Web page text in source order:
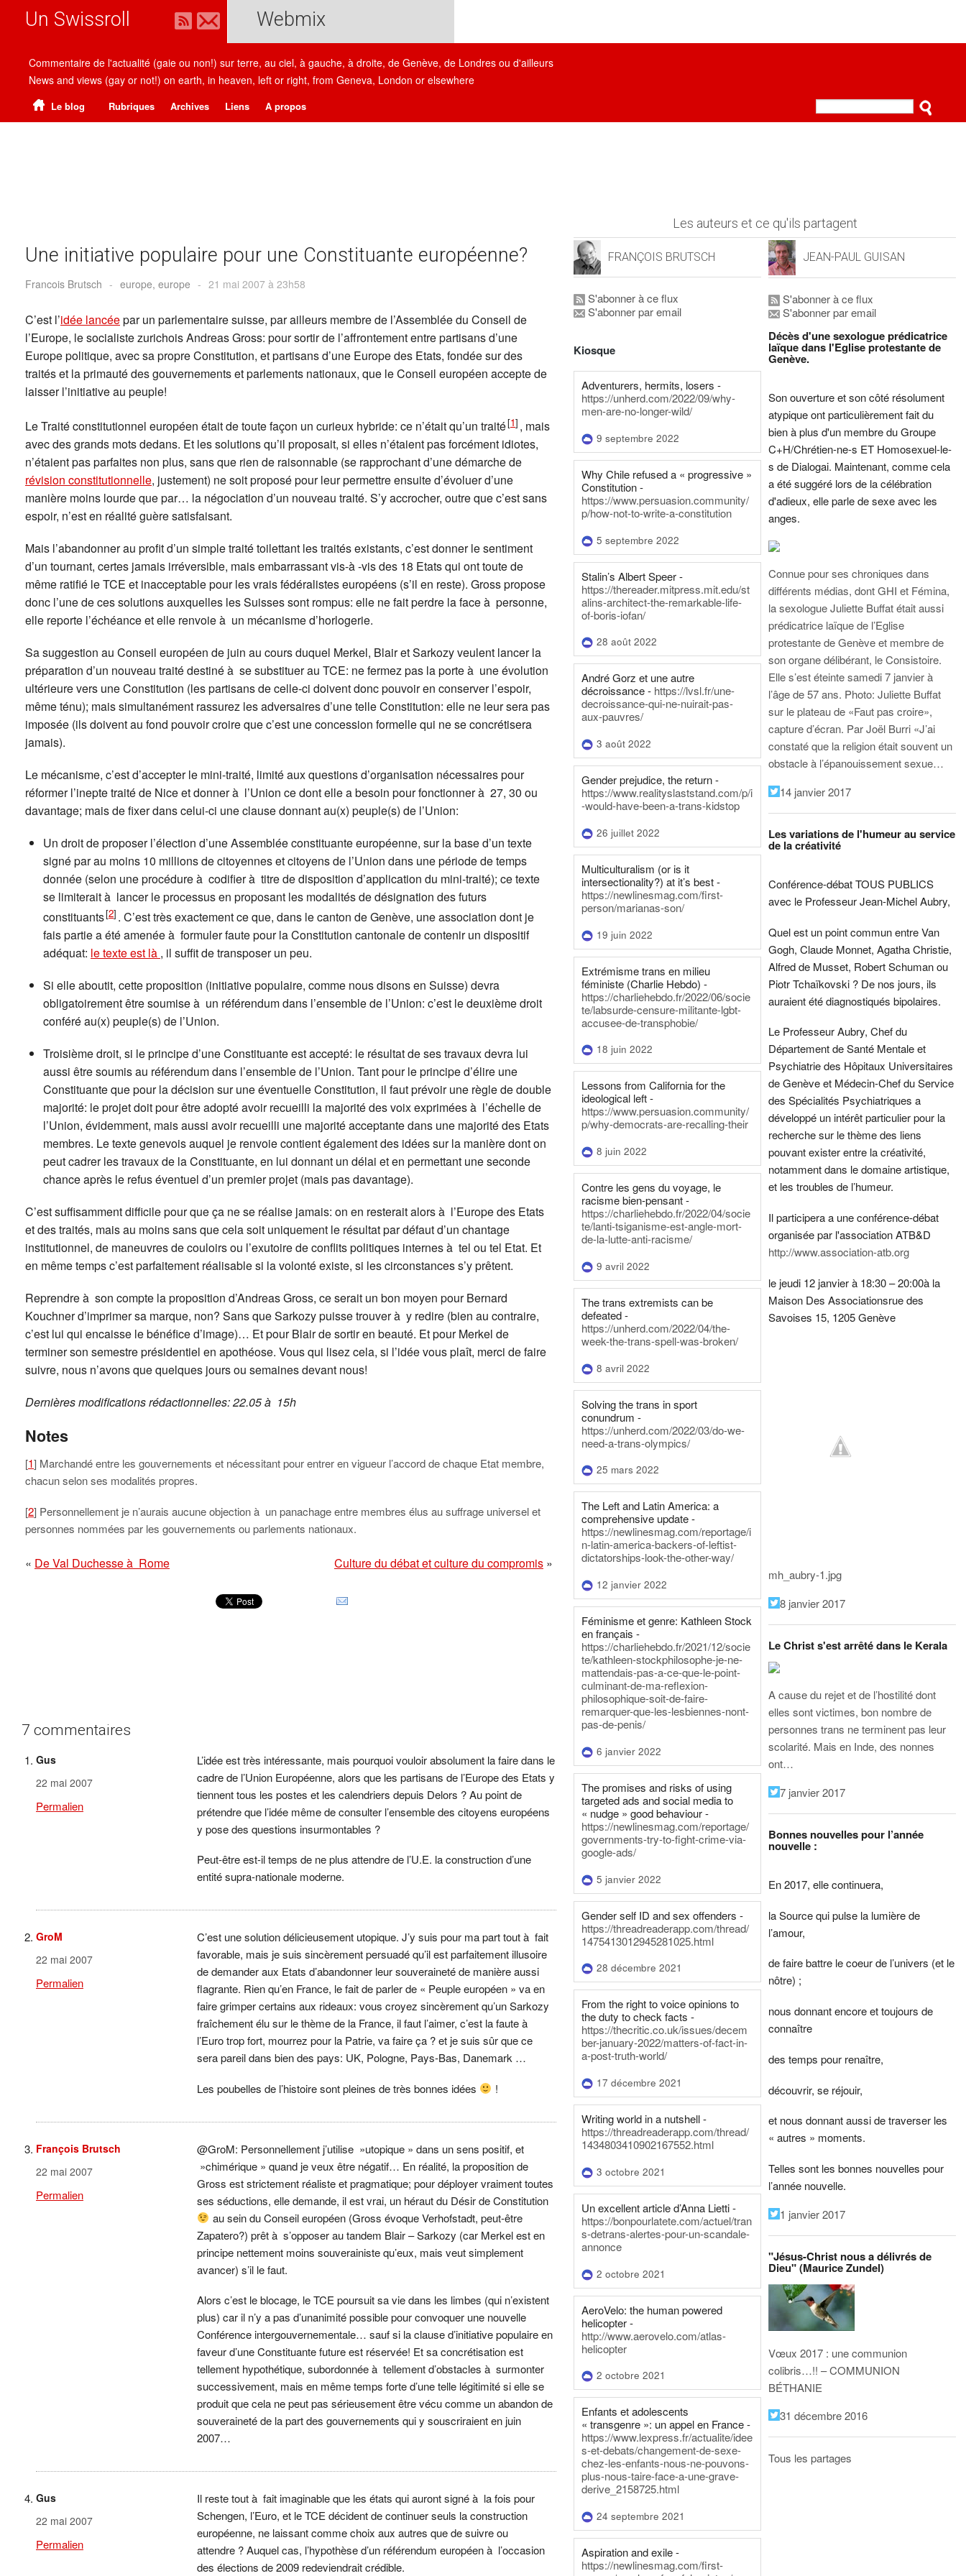
Un Swissroll Webmix
Commentaire de l'actualité (gaie ou non!) sur terre, au ciel, à gauche, à droite, de Genève, de Londres ou d'ailleurs
News and views (gay or not!) on earth, in heaven, left or right, from Geneva, London or elsewhere
Le blog Rubriques Archives Liens A propos
Une initiative populaire pour une Constituante européenne?
Francois Brutsch - europe, europe - 21 mai 2007 à 23h58
C’est l’idée lancéepar un parlementaire suisse, par ailleurs membre de l’Assemblée du Conseil de
l’Europe, le socialiste zurichois Andreas Gross: pour sortir de l’affrontement entre partisans d’une
Europe politique, avec sa propre Constitution, et partisans d’une Europe des Etats, fondée sur des
traités et la primauté des gouvernements et parlements nationaux, que le Conseil européen accepte de
laisser l’initiative au peuple!
Le Traité constitutionnel européen était de toute façon un curieux hybride: ce n’était qu’un traité[1] , mais
avec des grands mots dedans. Et les solutions qu’il proposait, si elles n’étaient pas forcément idiotes,
n’étaient pas parfaites non plus, sans que rien de raisonnable (se rapprochant d’une démarche de
révision constitutionnelle, justement) ne soit proposé pour leur permettre ensuite d’évoluer d’une
manière moins lourde que par… la négociation d’un nouveau traité. S’y accrocher, outre que c’est sans
espoir, n’est en réalité guère satisfaisant.
Mais l’abandonner au profit d’un simple traité toilettant les traités existants, c’est donner le sentiment
d’un tournant, certes jamais irréversible, mais embarrassant vis-à -vis des 18 Etats qui ont toute de
même ratifié le TCE et inacceptable pour les vrais fédéralistes européens (s’il en reste). Gross propose
donc l’une de ces solutions auxquelles les Suisses sont rompus: elle ne fait perdre la face à personne,
elle reporte l’échéance et elle renvoie à un mécanisme d’horlogerie.
Sa suggestion au Conseil européen de juin au cours duquel Merkel, Blair et Sarkozy veulent lancer la
préparation d’un nouveau traité destiné à se substituer au TCE: ne fermez pas la porte à une évolution
ultérieure vers une Constitution (les partisans de celle-ci doivent donc pouvoir en conserver l’espoir,
même ténu); mais simultanément rassurez les adversaires d’une telle Constitution: elle ne leur sera pas
imposée (ils doivent au fond pouvoir croire que c’est une concession formelle qui ne se concrétisera
jamais).
Le mécanisme, c’est d’accepter le mini-traité, limité aux questions d’organisation nécessaires pour
réformer l’inepte traité de Nice et donner à l’Union ce dont elle a besoin pour fonctionner à 27, 30 ou
davantage; mais de fixer dans celui-ci une clause donnant au(x) peuple(s) de l’Union:
Un droit de proposer l’élection d’une Assemblée constituante européenne, sur la base d’un texte
signé par au moins 10 millions de citoyennes et citoyens de l’Union dans une période de temps
donnée (selon une procédure à codifier à titre de disposition d’application du mini-traité); ce texte
se limiterait à lancer le processus en proposant les modalités de désignation des futurs
constituants[2] . C’est très exactement ce que, dans le canton de Genève, une association dont je
fais partie a été amenée à formuler faute pour la Constitution cantonale de contenir un dispositif
adéquat: le texte est là , il suffit de transposer un peu.
Si elle aboutit, cette proposition (initiative populaire, comme nous disons en Suisse) devra
obligatoirement être soumise à un référendum dans l’ensemble de l’Union: c’est le deuxième droit
conféré au(x) peuple(s) de l’Union.
Troisième droit, si le principe d’une Constituante est accepté: le résultat de ses travaux devra lui
aussi être soumis au référendum dans l’ensemble de l’Union. Tant pour le principe d’élire une
Constituante que pour la décision sur une éventuelle Constitution, il faut prévoir une règle de double
majorité: le projet doit pour être adopté avoir recueilli la majorité des voix exprimées à l’échelle de
l’Union, évidemment, mais aussi avoir recueilli une majorité acceptante dans une majorité des Etats
membres. Le texte genevois auquel je renvoie contient également des idées sur la manière dont on
peut cadrer les travaux de la Constituante, en lui donnant un délai et en permettant une seconde
chance après le refus éventuel d’un premier projet (mais pas davantage).
C’est suffisamment difficile pour que ça ne se réalise jamais: on en resterait alors à l’Europe des Etats
et des traités, mais au moins sans que cela soit uniquement le résultat par défaut d’un chantage
institutionnel, de maneuvres de couloirs ou l’exutoire de conflits politiques internes à tel ou tel Etat. Et
en même temps c’est parfaitement réalisable si la volonté existe, si les circonstances s’y prêtent.
Reprendre à son compte la proposition d’Andreas Gross, ce serait un bon moyen pour Bernard
Kouchner d’imprimer sa marque, non? Sans que Sarkozy puisse trouver à y redire (bien au contraire,
c’est lui qui encaisse le bénéfice d’image)… Et pour Blair de sortir en beauté. Et pour Merkel de
terminer son semestre présidentiel en apothéose. Vous qui lisez cela, si l’idée vous plaît, merci de faire
suivre, nous n’avons que quelques jours ou semaines devant nous!
Dernières modifications rédactionnelles: 22.05 à 15h
Notes
[1] Marchandé entre les gouvernements et nécessitant pour entrer en vigueur l’accord de chaque Etat membre,
chacun selon ses modalités propres.
[2] Personnellement je n’aurais aucune objection à un panachage entre membres élus au suffrage universel et
personnes nommées par les gouvernements ou parlements nationaux.
« De Val Duchesse à Rome Culture du débat et culture du compromis»
7 commentaires
Gus
22 mai 2007
Permalien
L’idée est très intéressante, mais pourquoi vouloir absolument la faire dans le
cadre de l’Union Européenne, alors que les partisans de l’Europe des Etats y
tiennent tous les postes et les calendriers depuis Delors ? Au point de
prétendre que l’idée même de consulter l’ensemble des citoyens européens
y pose des questions insurmontables ?
Peut-être est-il temps de ne plus attendre de l’U.E. la construction d’une
entité supra-nationale moderne.
GroM
22 mai 2007
Permalien
C’est une solution délicieusement utopique. J’y suis pour ma part tout à fait
favorable, mais je suis sincèrement persuadé qu’il est parfaitement illusoire
de demander aux Etats d’abandonner leur souveraineté de manière aussi
flagrante. Rien qu’en France, le fait de parler de « Peuple européen » va en
faire grimper certains aux rideaux: vous croyez sincèrement qu’un Sarkozy
fraîchement élu sur le thème de la France, il faut l’aimer, c’est la faute à
l’Euro trop fort, mourrez pour la Patrie, va faire ça ? et je suis sûr que ce
sera pareil dans bien des pays: UK, Pologne, Pays-Bas, Danemark …
Les poubelles de l’histoire sont pleines de très bonnes idées !
François Brutsch
22 mai 2007
Permalien
@GroM: Personnellement j’utilise »utopique » dans un sens positif, et
»chimérique » quand je veux être négatif… En réalité, la proposition de
Gross est strictement réaliste et pragmatique; pour déployer vraiment toutes
ses séductions, elle demande, il est vrai, un héraut du Désir de Constitution
au sein du Conseil européen (Gross évoque Verhofstadt, peut-être
Zapatero?) prêt à s’opposer au tandem Blair – Sarkozy (car Merkel est en
principe nettement moins souverainiste qu’eux, mais veut simplement
avancer) s’il le faut.
Alors c’est le blocage, le TCE poursuit sa vie dans les limbes (qui n’existent
plus) car il n’y a pas d’unanimité possible pour convoquer une nouvelle
Conférence intergouvernementale… sauf si la clause d’initiative populaire en
faveur d’une Constituante future est réservée! Et sa concrétisation est
tellement hypothétique, subordonnée à tellement d’obstacles à surmonter
successivement, mais en même temps forte d’une telle légitimité si elle se
produit que cela ne peut pas sérieusement être vécu comme un abandon de
souveraineté de la part des gouvernements qui y souscriraient en juin
2007…
Gus
22 mai 2007
Permalien
Il reste tout à fait imaginable que les états qui auront signé à la fois pour
Schengen, l’Euro, et le TCE décident de continuer seuls la construction
européenne, ne laissant comme choix aux autres que de suivre ou
attendre ? Auquel cas, l’hypothèse d’un référendum européen à l’occasion
des élections de 2009 redeviendrait crédible.
Les auteurs et ce qu'ils partagent
FRANÇOIS BRUTSCH
S'abonner à ce flux
S'abonner par email
Kiosque
Adventurers, hermits, losers -
https://unherd.com/2022/09/why-
men-are-no-longer-wild/
9 septembre 2022
Why Chile refused a « progressive »
Constitution -
https://www.persuasion.community/
p/how-not-to-write-a-constitution
5 septembre 2022
Stalin’s Albert Speer -
https://thereader.mitpress.mit.edu/st
alins-architect-the-remarkable-life-
of-boris-iofan/
28 août 2022
André Gorz et une autre
décroissance - https://lvsl.fr/une-
decroissance-qui-ne-nuirait-pas-
aux-pauvres/
3 août 2022
Gender prejudice, the return -
https://www.realityslaststand.com/p/i
-would-have-been-a-trans-kidstop
26 juillet 2022
Multiculturalism (or is it
intersectionality?) at it’s best -
https://newlinesmag.com/first-
person/marianas-son/
19 juin 2022
Extrémisme trans en milieu
féministe (Charlie Hebdo) -
https://charliehebdo.fr/2022/06/socie
te/labsurde-censure-militante-lgbt-
accusee-de-transphobie/
18 juin 2022
Lessons from California for the
ideological left -
https://www.persuasion.community/
p/why-democrats-are-recalling-their
8 juin 2022
Contre les gens du voyage, le
racisme bien-pensant -
https://charliehebdo.fr/2022/04/socie
te/lanti-tsiganisme-est-angle-mort-
de-la-lutte-anti-racisme/
9 avril 2022
The trans extremists can be
defeated -
https://unherd.com/2022/04/the-
week-the-trans-spell-was-broken/
8 avril 2022
Solving the trans in sport
conundrum -
https://unherd.com/2022/03/do-we-
need-a-trans-olympics/
25 mars 2022
The Left and Latin America: a
comprehensive update -
https://newlinesmag.com/reportage/i
n-latin-america-backers-of-leftist-
dictatorships-look-the-other-way/
12 janvier 2022
Féminisme et genre: Kathleen Stock
en français -
https://charliehebdo.fr/2021/12/socie
te/kathleen-stockphilosophe-je-ne-
mattendais-pas-a-ce-que-le-point-
culminant-de-ma-reflexion-
philosophique-soit-de-faire-
remarquer-que-les-lesbiennes-nont-
pas-de-penis/
6 janvier 2022
The promises and risks of using
targeted ads and social media to
« nudge » good behaviour -
https://newlinesmag.com/reportage/
governments-try-to-fight-crime-via-
google-ads/
5 janvier 2022
Gender self ID and sex offenders -
https://threadreaderapp.com/thread/
1475413012945281025.html
28 décembre 2021
From the right to voice opinions to
the duty to check facts -
https://thecritic.co.uk/issues/decem
ber-january-2022/matters-of-fact-in-
a-post-truth-world/
17 décembre 2021
Writing world in a nutshell -
https://threadreaderapp.com/thread/
1434803410902167552.html
3 octobre 2021
Un excellent article d’Anna Lietti -
https://bonpourlatete.com/actuel/tran
s-detrans-alertes-pour-un-scandale-
annonce
2 octobre 2021
AeroVelo: the human powered
helicopter -
http://www.aerovelo.com/atlas-
helicopter
2 octobre 2021
Enfants et adolescents
« transgenre »: un appel en France -
https://www.lexpress.fr/actualite/idee
s-et-debats/changement-de-sexe-
chez-les-enfants-nous-ne-pouvons-
plus-nous-taire-face-a-une-grave-
derive_2158725.html
24 septembre 2021
Aspiration and exile -
https://newlinesmag.com/first-
JEAN-PAUL GUISAN
S'abonner à ce flux
S'abonner par email
Décès d'une sexologue prédicatrice
laïque dans l'Eglise protestante de
Genève.
Son ouverture et son côté résolument
atypique ont particulièrement fait du
bien à plus d'un membre du Groupe
C+H/Chrétien-ne-s ET Homosexuel-le-
s de Dialogai. Maintenant, comme cela
a été suggéré lors de la célébration
d'adieux, elle parle de sexe avec les
anges.
Connue pour ses chroniques dans
différents médias, dont GHI et Fémina,
la sexologue Juliette Buffat était aussi
prédicatrice laïque de l’Eglise
protestante de Genève et membre de
son organe délibérant, le Consistoire.
Elle s’est éteinte samedi 7 janvier à
l’âge de 57 ans. Photo: Juliette Buffat
sur le plateau de «Faut pas croire»,
capture d’écran. Par Joël Burri «J’ai
constaté que la religion était souvent un
obstacle à l’épanouissement sexue…
14 janvier 2017
Les variations de l'humeur au service
de la créativité
Conférence-débat TOUS PUBLICS
avec le Professeur Jean-Michel Aubry,
Quel est un point commun entre Van
Gogh, Claude Monnet, Agatha Christie,
Alfred de Musset, Robert Schuman ou
Piotr Tchaïkovski ? De nos jours, ils
auraient été diagnostiqués bipolaires.
Le Professeur Aubry, Chef du
Département de Santé Mentale et
Psychiatrie des Hôpitaux Universitaires
de Genève et Médecin-Chef du Service
des Spécialités Psychiatriques a
développé un intérêt particulier pour la
recherche sur le thème des liens
pouvant exister entre la créativité,
notamment dans le domaine artistique,
et les troubles de l’humeur.
Il participera a une conférence-débat
organisée par l'association ATB&D
http://www.association-atb.org
le jeudi 12 janvier à 18:30 – 20:00à la
Maison Des Associationsrue des
Savoises 15, 1205 Genève
mh_aubry-1.jpg
8 janvier 2017
Le Christ s'est arrêté dans le Kerala
A cause du rejet et de l’hostilité dont
elles sont victimes, bon nombre de
personnes trans ne terminent pas leur
scolarité. Mais en Inde, des nonnes
ont…
7 janvier 2017
Bonnes nouvelles pour l’année
nouvelle :
En 2017, elle continuera,
la Source qui pulse la lumière de
l’amour,
de faire battre le coeur de l’univers (et le
nôtre) ;
nous donnant encore et toujours de
connaître
des temps pour renaître,
découvrir, se réjouir,
et nous donnant aussi de traverser les
« autres » moments.
Telles sont les bonnes nouvelles pour
l’année nouvelle.
1 janvier 2017
"Jésus-Christ nous a délivrés de
Dieu" (Maurice Zundel)
Vœux 2017 : une communion
colibris…!! – COMMUNION
BÉTHANIE
31 décembre 2016
Tous les partages